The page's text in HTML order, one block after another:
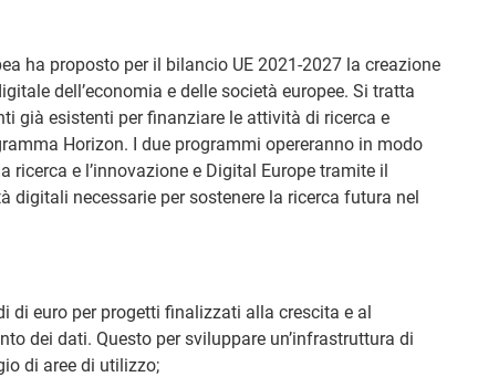
ha proposto per il bilancio UE 2021-2027 la creazione
dell’economia e delle società europee. Si tratta
già esistenti per finanziare le attività di ricerca e
Horizon. I due programmi opereranno in modo
e l’innovazione e Digital Europe tramite il
necessarie per sostenere la ricerca futura nel
di euro per progetti finalizzati alla crescita e al
dei dati. Questo per sviluppare un’infrastruttura di
di aree di utilizzo;